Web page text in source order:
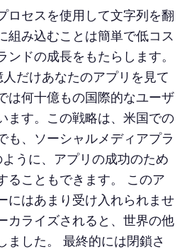
ロセスを使用して文字列を翻
組み込むことは簡単で低コス
ンドの成長をもたらします。
だけあなたのアプリを見て
は何十億もの国際的なユーザ
ます。この戦略は、米国での
も、ソーシャルメディアプラ
うに、アプリの成功のため
ることもできます。 このア
にはあまり受け入れられませ
カライズされると、世界の他
ました。 最終的には閉鎖さ